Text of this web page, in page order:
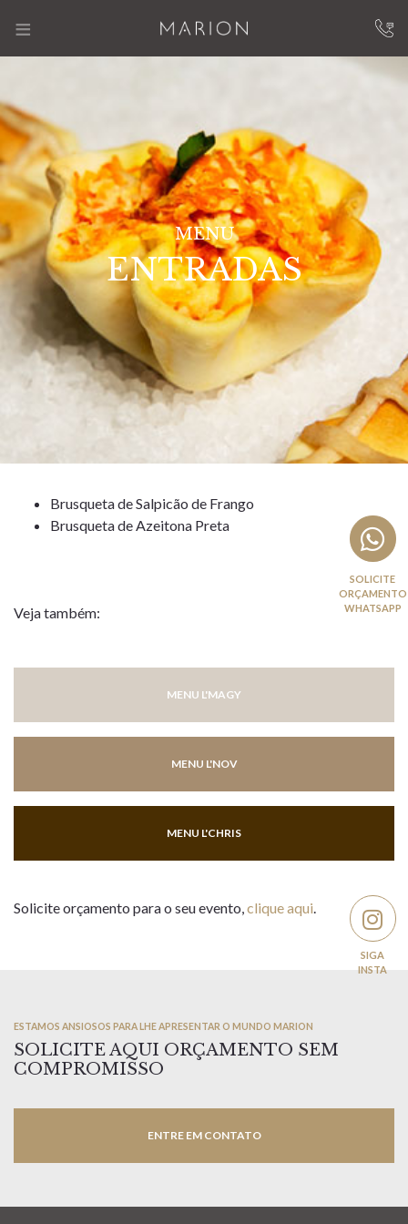
≡
MENU
ENTRADAS
Brusqueta de Salpicão de Frango
Brusqueta de Azeitona Preta
Veja também:
MENU L'MAGY
MENU L'NOV
MENU L'CHRIS
Solicite orçamento para o seu evento,clique aqui.
ESTAMOS ANSIOSOS PARA LHE APRESENTAR O MUNDO MARION
SOLICITE AQUI ORÇAMENTO SEM
COMPROMISSO
ENTRE EM CONTATO